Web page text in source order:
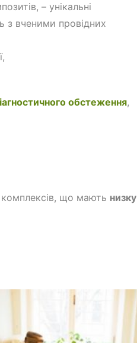
– унікальні
з вченими провідних
обстеження,
що мають низку